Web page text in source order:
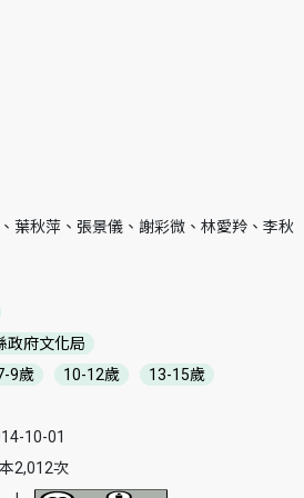
葉秋萍、張景儀、謝彩微、林愛羚、李秋
政府文化局
9歲 10-12歲
13-15歲
10-01
2,012次